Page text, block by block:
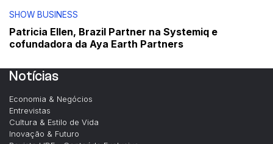
SHOW BUSINESS
Patricia Ellen, Brazil Partner na Systemiq e
cofundadora da Aya Earth Partners
Notícias
Economia & Negócios
Entrevistas
Cultura & Estilo de Vida
Inovação & Futuro